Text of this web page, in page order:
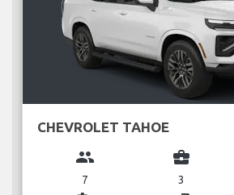
CHEVROLET TAHOE
group
7
business_center
3